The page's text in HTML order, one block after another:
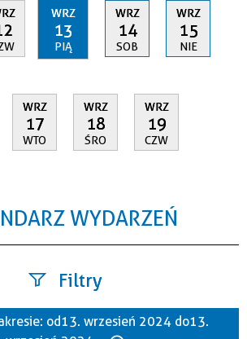
WRZ
13
PIĄ
WRZ
14
SOB
WRZ
15
NIE
WRZ
17
WTO
WRZ
18
ŚRO
WRZ
19
CZW
WYDARZEŃ
Filtry
od 13. wrzesień 2024 do 13.